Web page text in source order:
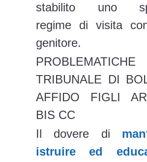
stabilito uno
regime di visita
genitore.
PROBLEMATICHE
TRIBUNALE DI
AFFIDO FIGLI
BIS CC
Il dovere di
istruire ed